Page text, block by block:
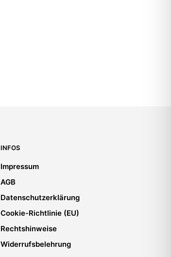
INFOS
Impressum
AGB
Datenschutzerklärung
Cookie-Richtlinie (EU)
Rechtshinweise
Widerrufsbelehrung